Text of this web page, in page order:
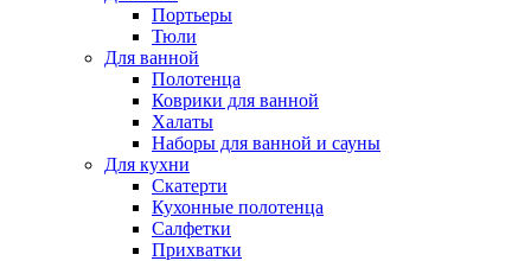
Портьеры
Тюли
Для ванной
Полотенца
Коврики для ванной
Халаты
Наборы для ванной и сауны
Для кухни
Скатерти
Кухонные полотенца
Салфетки
Прихватки